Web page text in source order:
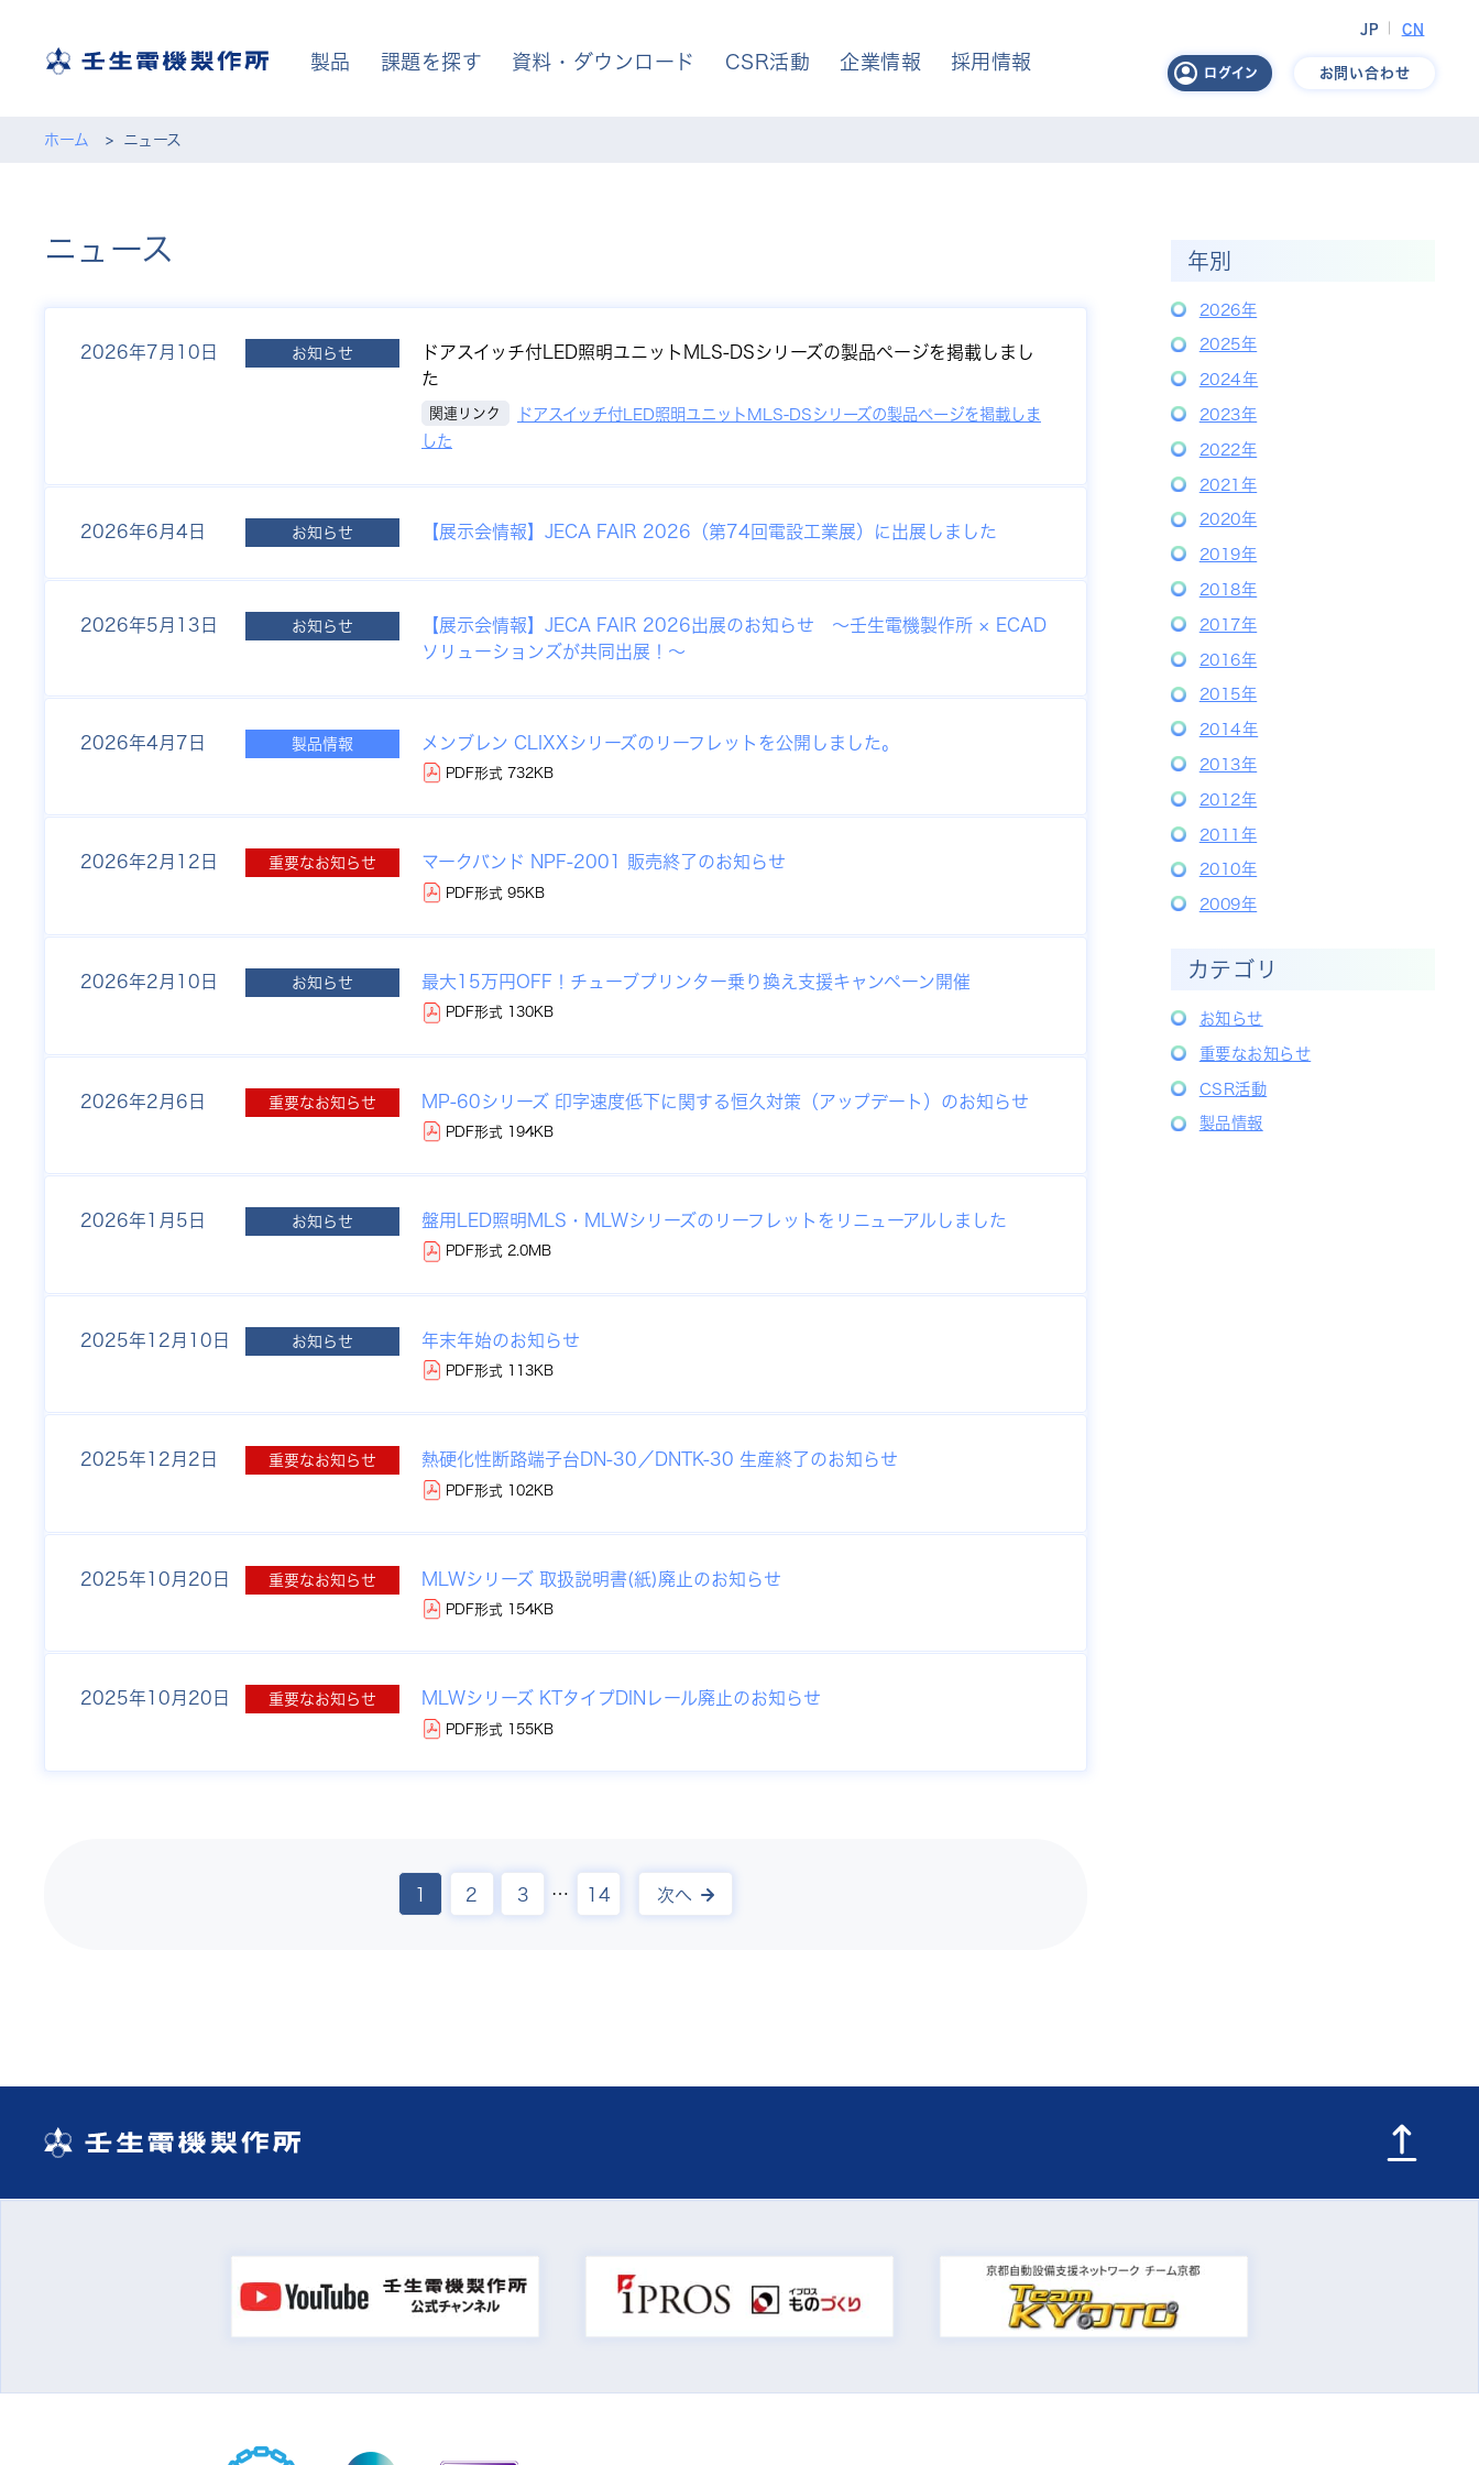
製品 課題を探す 資料・ダウンロード CSR活動 企業情報 採用情報
ログイン
JP CN
お問い合わせ
ホーム ニュース
ニュース
2026年7月10日 お知らせ
ドアスイッチ付LED照明ユニットMLS-DSシリーズの製品ページを掲載しまし
た
関連リンク
ドアスイッチ付LED照明ユニットMLS-DSシリーズの製品ページを掲載しま
した
2026年6月4日 お知らせ 【展示会情報】JECA FAIR 2026（第74回電設工業展）に出展しました
2026年5月13日 お知らせ
【展示会情報】JECA FAIR 2026出展のお知らせ ～壬生電機製作所 × ECAD
ソリューションズが共同出展！～
2026年4月7日 製品情報 メンブレン CLIXXシリーズのリーフレットを公開しました。
PDF形式 732KB
2026年2月12日 重要なお知らせ マークバンド NPF-2001 販売終了のお知らせ
PDF形式 95KB
2026年2月10日 お知らせ 最大15万円OFF！チューブプリンター乗り換え支援キャンペーン開催
PDF形式 130KB
2026年2月6日 重要なお知らせ MP-60シリーズ 印字速度低下に関する恒久対策（アップデート）のお知らせ
PDF形式 194KB
2026年 1月5日 お知らせ 盤用LED照明MLS・MLWシリーズのリーフレットをリニューアルしました
PDF形式 2.0MB
2025年 12月10日 お知らせ 年末年始のお知らせ
PDF形式 113KB
2025年 12月2日 重要なお知らせ 熱硬化性断路端子台DN-30／DNTK-30 生産終了のお知らせ
PDF形式 102KB
2025年 10月20日 重要なお知らせ MLWシリーズ 取扱説明書(紙)廃止のお知らせ
PDF形式 154KB
2025年 10月20日 重要なお知らせ MLWシリーズ KTタイプDINレール廃止のお知らせ
PDF形式 155KB
1 2 3 … 14 次へ
年別
2026年
2025年
2024年
2023年
2022年
2021年
2020年
2019年
2018年
2017年
2016年
2015年
2014年
2013年
2012年
2011年
2010年
2009年
カテゴリ
お知らせ
重要なお知らせ
CSR活動
製品情報